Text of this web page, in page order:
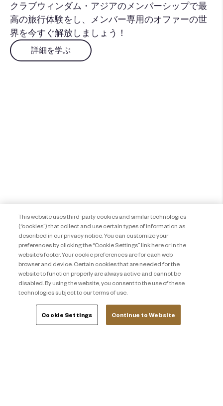
クラブウィンダム・アジアのメンバーシップで最
高の旅行体験をし、メンバー専用のオファーの世
界を今すぐ解放しましょう！
詳細を学ぶ
プライバシー通知
お問い合わせ
This website uses third-party cookies and similar technologies
(“cookies”) that collect and use certain types of information as
described in our privacy notice. You can customize your
preferences by clicking the “Cookie Settings” link here or in the
website’s footer. Your cookie preferences are for each web
browser and device. Certain cookies that are needed for the
website to function properly are always active and cannot be
disabled. By using the website, you consent to the use of these
technologies subject to our terms of use.
Cookie Settings Continue to Website